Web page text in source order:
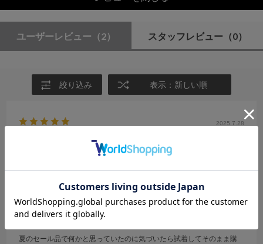
ユーザーレビュー （2） スタッフレビュー （0）
絞り込み 表示：新しい順
2025.7.28
かわいくて衝動買い
年代:30代 性別:女性 身長:151～155cm
体型:ふつう 靴のサイズ:24cm 普段の服のサイズ: S
都道府県:
神奈川県
夏のセール品で何かと思っていたのに気づいたら試着してそのまま購